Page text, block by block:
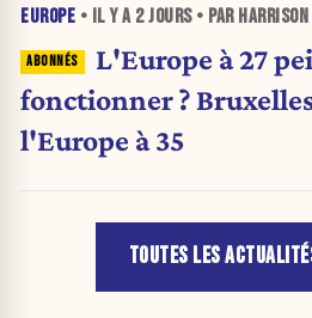
EUROPE • IL Y A 2 JOURS• PAR
L'Europe à 27
fonctionner ?
l'Europe à 35
TOUTES LES